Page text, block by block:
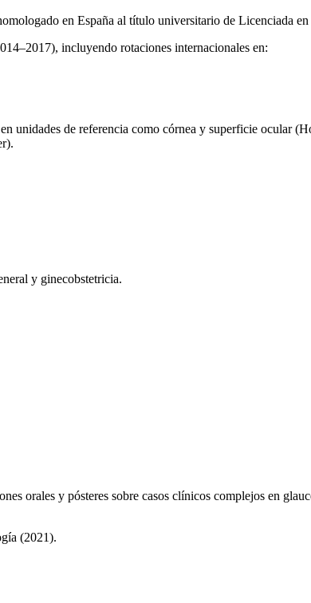
en España al título universitario de Licenciada
incluyendo rotaciones internacionales en:
de referencia como córnea y superficie ocular
y ginecobstetricia.
orales y pósteres sobre casos clínicos complejos en
(2021).